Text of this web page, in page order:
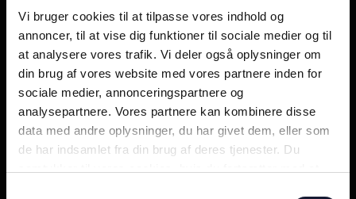
Vi bruger cookies til at tilpasse vores indhold og
annoncer, til at vise dig funktioner til sociale medier og til
at analysere vores trafik. Vi deler også oplysninger om
din brug af vores website med vores partnere inden for
sociale medier, annonceringspartnere og
analysepartnere. Vores partnere kan kombinere disse
data med andre oplysninger, du har givet dem, eller som
de har indsamlet fra din brug af deres tjenester. Du